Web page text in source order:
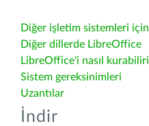
Diğer işletim sistemleri
Diğer dillerde LibreOffice
LibreOffice'i nasıl
Sistem gereksinimleri
Uzantılar
İndir